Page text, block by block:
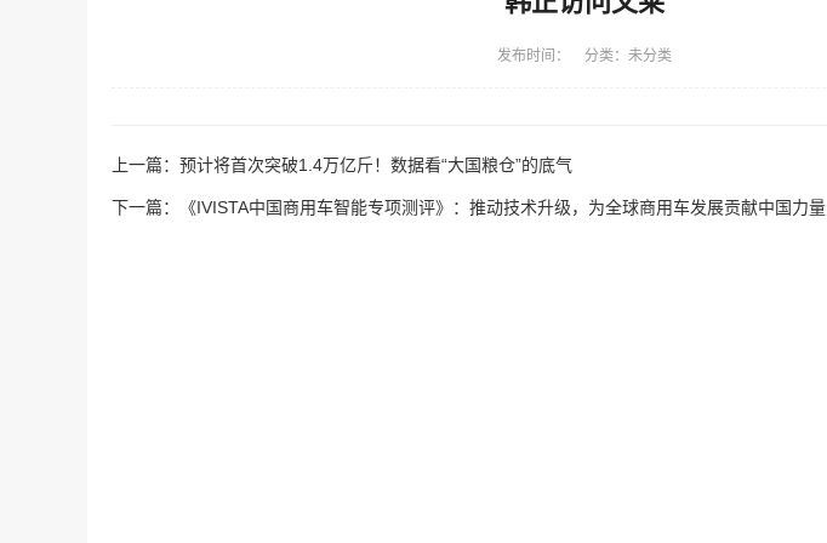
发布时间： 分类：未分类
上一篇： 预计将首次突破1.4万亿斤！数据看“大国粮仓”的底气
下一篇： 《IVISTA中国商用车智能专项测评》：推动技术升级，为全球商用车发展贡献中国力量